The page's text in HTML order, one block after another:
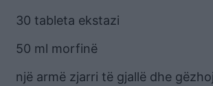
30 tableta ekstazi
50 ml morfinë
një armë zjarri të gjallë dhe